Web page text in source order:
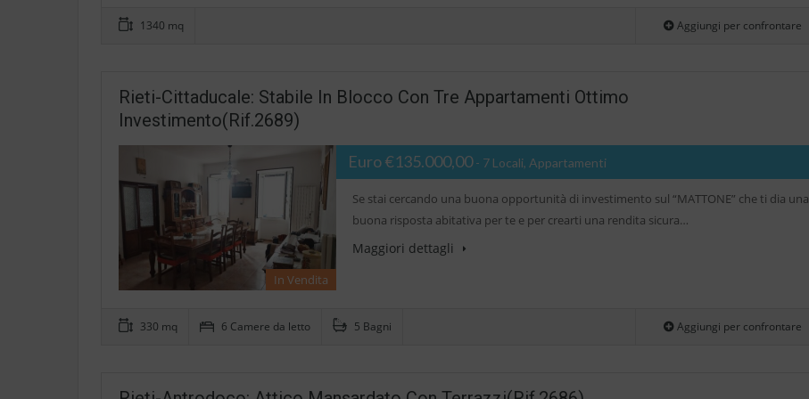
1340 mq Aggiungi per confrontare
Rieti-Cittaducale: Stabile In Blocco Con Tre Appartamenti Ottimo
Investimento(Rif.2689)
In Vendita
Euro €135.000,00- 7 Locali, Appartamenti
Se stai cercando una buona opportunità di investimento sul “MATTONE” che ti dia una
buona risposta abitativa per te e per crearti una rendita sicura…
Maggiori dettagli
330 mq 6 Camere da letto 5 Bagni Aggiungi per confrontare